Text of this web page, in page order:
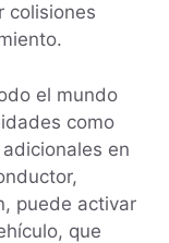
colisiones
el mundo
como
en
puede activar
que